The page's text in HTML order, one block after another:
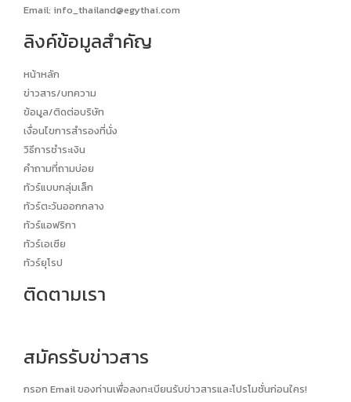
Email: info_thailand@egythai.com
ลิงค์ข้อมูลสำคัญ
หน้าหลัก
ข่าวสาร/บทความ
ข้อมูล/ติดต่อบริษัท
เงื่อนไขการสำรองที่นั่ง
วิธีการชำระเงิน
คำถามที่ถามบ่อย
ทัวร์แบบกลุ่มเล็ก
ทัวร์ตะวันออกกลาง
ทัวร์แอฟริกา
ทัวร์เอเซีย
ทัวร์ยุโรป
ติดตามเรา
สมัครรับข่าวสาร
กรอก Email ของท่านเพื่อลงทะเบียนรับข่าวสารและโปรโมชั่นก่อนใคร!